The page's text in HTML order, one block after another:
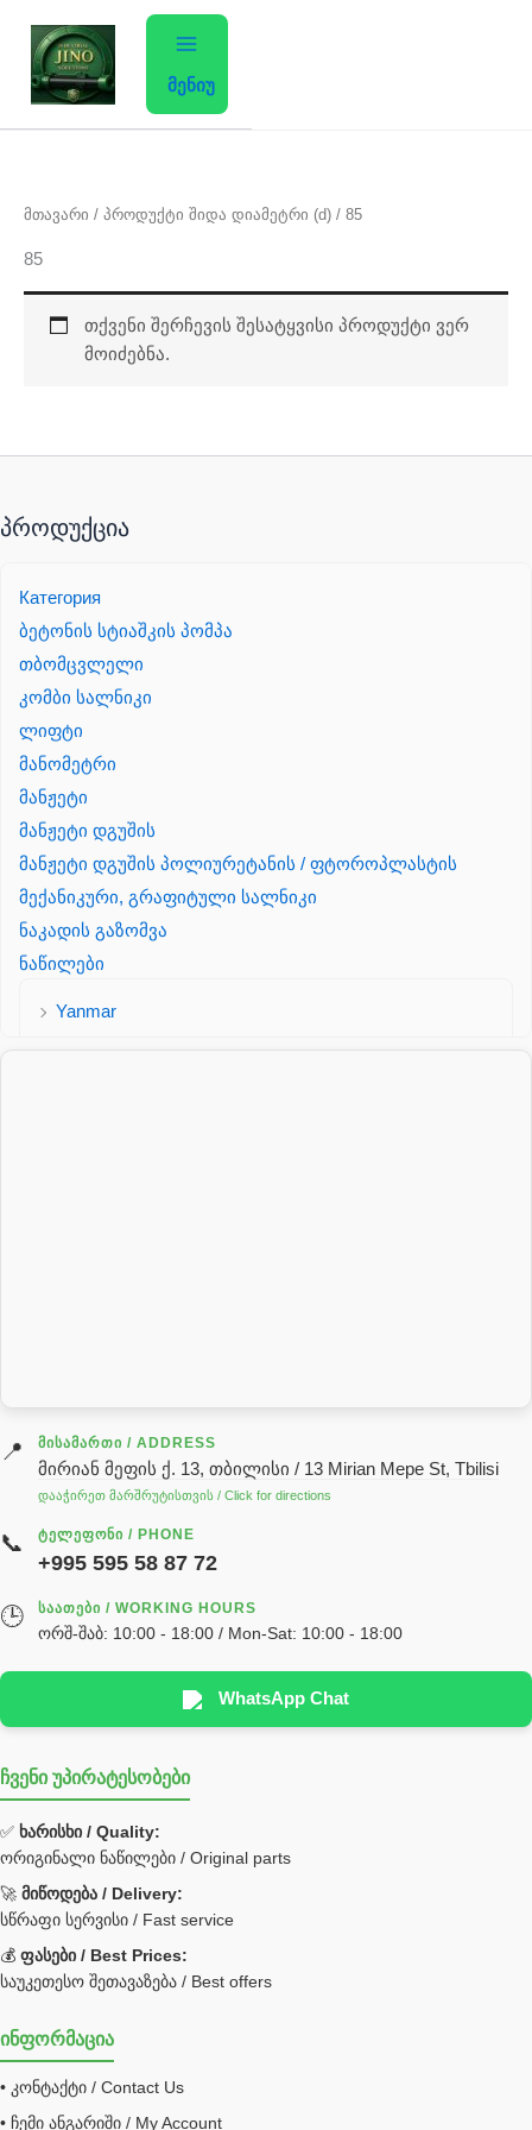
content
მენიუ
მთავარი / პროდუქტი შიდა დიამეტრი (d) / 85
85
თქვენი შერჩევის შესატყვისი პროდუქტი ვერ
მოიძებნა.
პროდუქცია
Категория
ბეტონის სტიაშკის პომპა
თბომცვლელი
კომბი სალნიკი
ლიფტი
მანომეტრი
მანჟეტი
მანჟეტი დგუშის
მანჟეტი დგუშის პოლიურეტანის / ფტოროპლასტის
მექანიკური, გრაფიტული სალნიკი
ნაკადის გაზომვა
ნაწილები
Yanmar
გადაცემათა კოლოფის ზეთი( კარობკის ზეთი)
ძრავის ზეთი
ჰიდრავლიკის ზეთი
реек
სხადასხვა
Hyva
უჟანგავი ფოლადი
Bobcat ფილტრი
Caterpillar ფილტრი
JCB ფილტრი
ქვაბი გათბობა მილები
შემაერთებელი / გადამყვანი UNF ORFS
შემაერთებელი BSPP /გადამყვანი
📍 ᲛᲘᲡᲐᲛᲐᲠᲗᲘ / ADDRESS
მირიან მეფის ქ. 13, თბილისი / 13 Mirian Mepe St, Tbilisi
დააჭირეთ მარშრუტისთვის / Click for directions
📞 ᲢᲔᲚᲔᲤᲝᲜᲘ / PHONE
+995 595 58 87 72
🕒 ᲡᲐᲐᲗᲔᲑᲘ / WORKING HOURS
ორშ-შაბ: 10:00 - 18:00 / Mon-Sat: 10:00 - 18:00
WhatsApp Chat
ჩვენი უპირატესობები
✅ ხარისხი / Quality:
ორიგინალი ნაწილები / Original parts
🚀 მიწოდება / Delivery:
სწრაფი სერვისი / Fast service
💰 ფასები / Best Prices:
საუკეთესო შეთავაზება / Best offers
ინფორმაცია
• კონტაქტი / Contact Us
• ჩემი ანგარიში / My Account